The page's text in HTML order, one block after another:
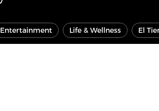
Entertainment Life & Wellness El